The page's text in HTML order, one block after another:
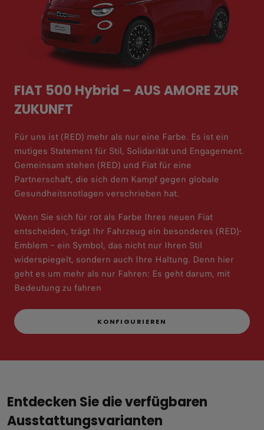
FIAT 500 Hybrid – AUS AMORE ZUR
ZUKUNFT
Für uns ist (RED) mehr als nur eine Farbe. Es ist ein
mutiges Statement für Stil, Solidarität und Engagement.
Gemeinsam stehen (RED) und Fiat für eine
Partnerschaft, die sich dem Kampf gegen globale
Gesundheitsnotlagen verschrieben hat.
Wenn Sie sich für rot als Farbe Ihres neuen Fiat
entscheiden, trägt Ihr Fahrzeug ein besonderes (RED)-
Emblem – ein Symbol, das nicht nur Ihren Stil
widerspiegelt, sondern auch Ihre Haltung. Denn hier
geht es um mehr als nur Fahren: Es geht darum, mit
Bedeutung zu fahren
KONFIGURIEREN
Entdecken Sie die verfügbaren
Ausstattungsvarianten